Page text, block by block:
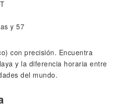
y 57
con precisión. Encuentra
y la diferencia horaria entre
del mundo.